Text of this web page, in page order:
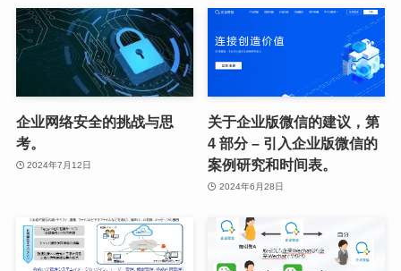
企业网络安全的挑战与思
考。
2024年7月12日
关于企业版微信的建议，第
4 部分 – 引入企业版微信的
案例研究和时间表。
2024年6月28日